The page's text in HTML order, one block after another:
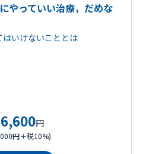
やっていい治療，だめな
いけないこととは
6,600円
円＋税10%)